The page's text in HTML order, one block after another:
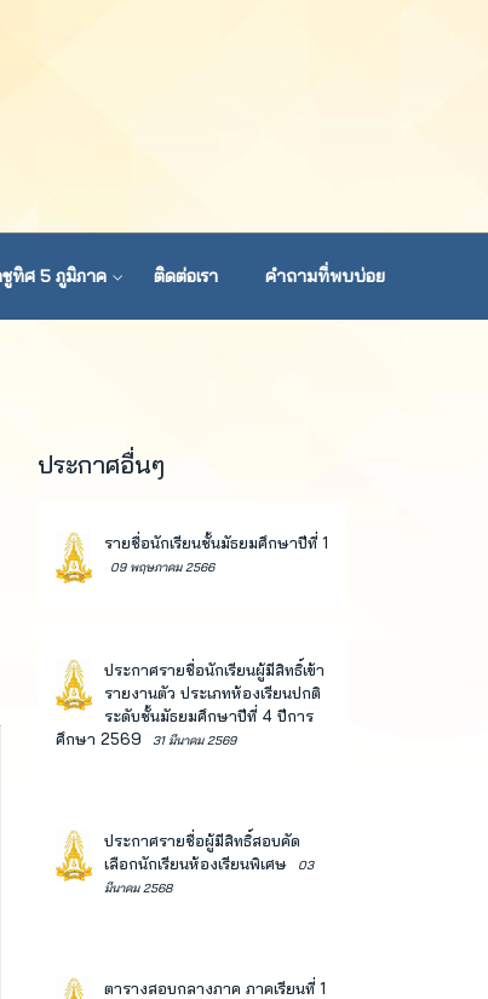
ทิศ 5 ภูมิภาค ติดต่อเรา คำถามที่พบบ่อย
ประกาศอื่นๆ
รายชื่อนักเรียนชั้นมัธยมศึกษาปีที่ 1
09 พฤษภาคม 2566
ประกาศรายชื่อนักเรียนผู้มีสิทธิ์เข้า
รายงานตัว ประเภทห้องเรียนปกติ
ระดับชั้นมัธยมศึกษาปีที่ 4 ปีการ
ศึกษา 2569
31 มีนาคม 2569
ประกาศรายชื่อผู้มีสิทธิ์สอบคัด
เลือกนักเรียนห้องเรียนพิเศษ
03
มีนาคม 2568
ตารางสอบกลางภาค ภาคเรียนที่ 1